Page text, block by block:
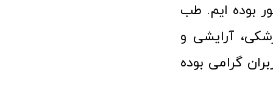
بوده ایم. طب
آرایشی و
گرامی بوده